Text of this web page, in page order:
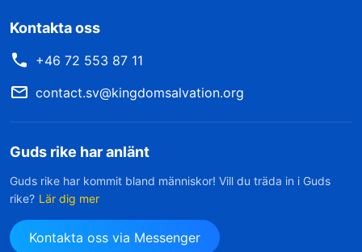
Kontakta oss
+46 72 553 87 11
contact.sv@kingdomsalvation.org
Guds rike har anlänt
Guds rike har kommit bland människor! Vill du träda in i Guds
rike? Lär dig mer
Kontakta oss via Messenger